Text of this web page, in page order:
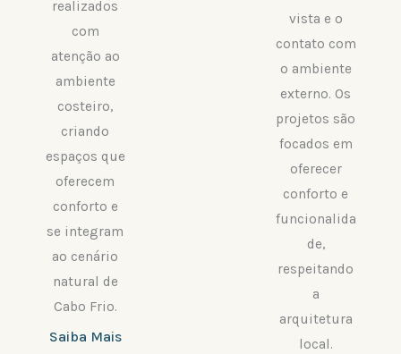
realizados
com
atenção ao
ambiente
costeiro,
criando
espaços que
oferecem
conforto e
se integram
ao cenário
natural de
Cabo Frio.
Saiba Mais
vista e o
contato com
o ambiente
externo. Os
projetos são
focados em
oferecer
conforto e
funcionalida
de,
respeitando
a
arquitetura
local.